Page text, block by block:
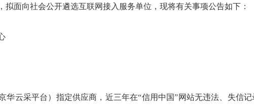
拟面向社会公开遴选互联网接入服务单位，现将有关事项公告如下：
华云采平台）指定供应商，近三年在“信用中国”网站无违法、失信